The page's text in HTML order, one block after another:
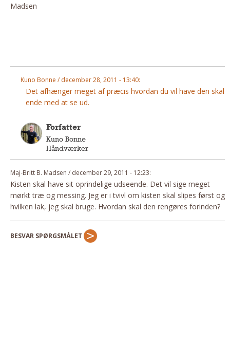
Beplantning
Andet
RENGØRING
Rengøring Af Overflader
Madsen
Kuno Bonne / december 28, 2011 - 13:40:
Det afhænger meget af præcis hvordan du vil have den skal
ende med at se ud.
Forfatter
Kuno Bonne
Håndværker
Maj-Britt B. Madsen / december 29, 2011 - 12:23:
Kisten skal have sit oprindelige udseende. Det vil sige meget
mørkt træ og messing. Jeg er i tvivl om kisten skal slipes først og
hvilken lak, jeg skal bruge. Hvordan skal den rengøres forinden?
BESVAR SPØRGSMÅLET